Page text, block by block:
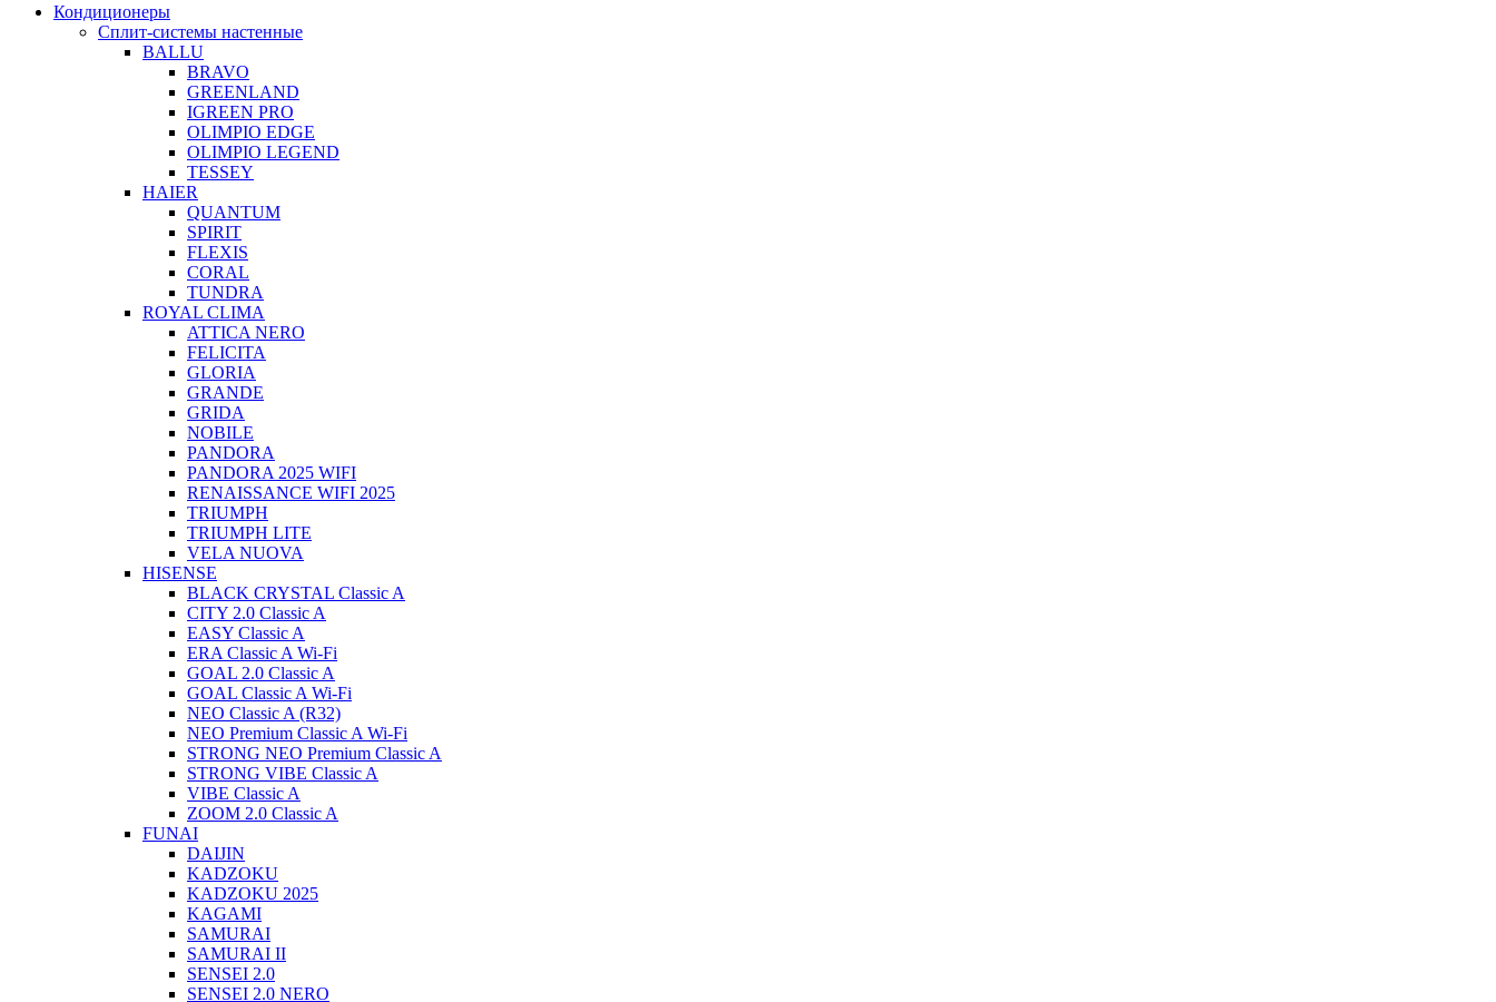
Кондиционеры
Сплит-системы настенные
BALLU
BRAVO
GREENLAND
IGREEN PRO
OLIMPIO EDGE
OLIMPIO LEGEND
TESSEY
HAIER
QUANTUM
SPIRIT
FLEXIS
CORAL
TUNDRA
ROYAL CLIMA
ATTICA NERO
FELICITA
GLORIA
GRANDE
GRIDA
NOBILE
PANDORA
PANDORA 2025 WIFI
RENAISSANCE WIFI 2025
TRIUMPH
TRIUMPH LITE
VELA NUOVA
HISENSE
BLACK CRYSTAL Classic A
CITY 2.0 Classic A
EASY Classic A
ERA Classic A Wi-Fi
GOAL 2.0 Classic A
GOAL Classic A Wi-Fi
NEO Classic A (R32)
NEO Premium Classic A Wi-Fi
STRONG NEO Premium Classic A
STRONG VIBE Classic A
VIBE Classic A
ZOOM 2.0 Classic A
FUNAI
DAIJIN
KADZOKU
KADZOKU 2025
KAGAMI
SAMURAI
SAMURAI II
SENSEI 2.0
SENSEI 2.0 NERO